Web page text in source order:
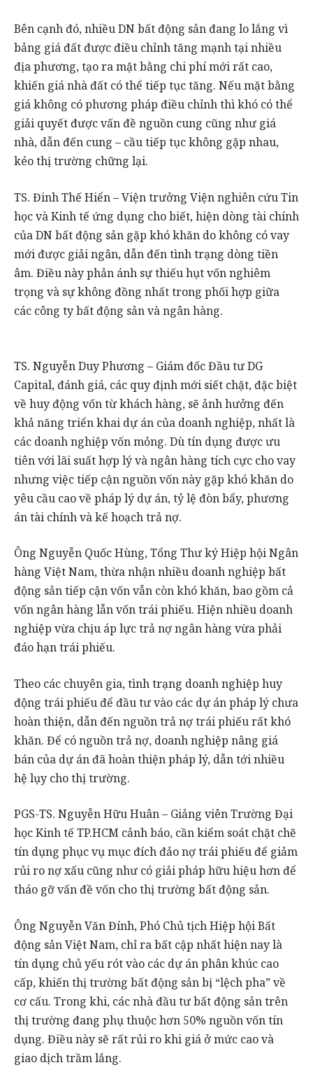
Bên cạnh đó, nhiều DN bất động sản đang lo lắng vì
bảng giá đất được điều chỉnh tăng mạnh tại nhiều
địa phương, tạo ra mặt bằng chi phí mới rất cao,
khiến giá nhà đất có thể tiếp tục tăng. Nếu mặt bằng
giá không có phương pháp điều chỉnh thì khó có thể
giải quyết được vấn đề nguồn cung cũng như giá
nhà, dẫn đến cung – cầu tiếp tục không gặp nhau,
kéo thị trường chững lại.
TS. Đinh Thế Hiển – Viện trưởng Viện nghiên cứu Tin
học và Kinh tế ứng dụng cho biết, hiện dòng tài chính
của DN bất động sản gặp khó khăn do không có vay
mới được giải ngân, dẫn đến tình trạng dòng tiền
âm. Điều này phản ánh sự thiếu hụt vốn nghiêm
trọng và sự không đồng nhất trong phối hợp giữa
các công ty bất động sản và ngân hàng.
TS. Nguyễn Duy Phương – Giám đốc Đầu tư DG
Capital, đánh giá, các quy định mới siết chặt, đặc biệt
về huy động vốn từ khách hàng, sẽ ảnh hưởng đến
khả năng triển khai dự án của doanh nghiệp, nhất là
các doanh nghiệp vốn mỏng. Dù tín dụng được ưu
tiên với lãi suất hợp lý và ngân hàng tích cực cho vay
nhưng việc tiếp cận nguồn vốn này gặp khó khăn do
yêu cầu cao về pháp lý dự án, tỷ lệ đòn bẩy, phương
án tài chính và kế hoạch trả nợ.
Ông Nguyễn Quốc Hùng, Tổng Thư ký Hiệp hội Ngân
hàng Việt Nam, thừa nhận nhiều doanh nghiệp bất
động sản tiếp cận vốn vẫn còn khó khăn, bao gồm cả
vốn ngân hàng lẫn vốn trái phiếu. Hiện nhiều doanh
nghiệp vừa chịu áp lực trả nợ ngân hàng vừa phải
đáo hạn trái phiếu.
Theo các chuyên gia, tình trạng doanh nghiệp huy
động trái phiếu để đầu tư vào các dự án pháp lý chưa
hoàn thiện, dẫn đến nguồn trả nợ trái phiếu rất khó
khăn. Để có nguồn trả nợ, doanh nghiệp nâng giá
bán của dự án đã hoàn thiện pháp lý, dẫn tới nhiều
hệ lụy cho thị trường.
PGS-TS. Nguyễn Hữu Huân – Giảng viên Trường Đại
học Kinh tế TP.HCM cảnh báo, cần kiểm soát chặt chẽ
tín dụng phục vụ mục đích đảo nợ trái phiếu để giảm
rủi ro nợ xấu cũng như có giải pháp hữu hiệu hơn để
tháo gỡ vấn đề vốn cho thị trường bất động sản.
Ông Nguyễn Văn Đính, Phó Chủ tịch Hiệp hội Bất
động sản Việt Nam, chỉ ra bất cập nhất hiện nay là
tín dụng chủ yếu rót vào các dự án phân khúc cao
cấp, khiến thị trường bất động sản bị “lệch pha” về
cơ cấu. Trong khi, các nhà đầu tư bất động sản trên
thị trường đang phụ thuộc hơn 50% nguồn vốn tín
dụng. Điều này sẽ rất rủi ro khi giá ở mức cao và
giao dịch trầm lắng.